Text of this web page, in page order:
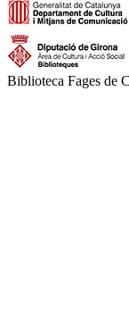
Biblioteca Fages de